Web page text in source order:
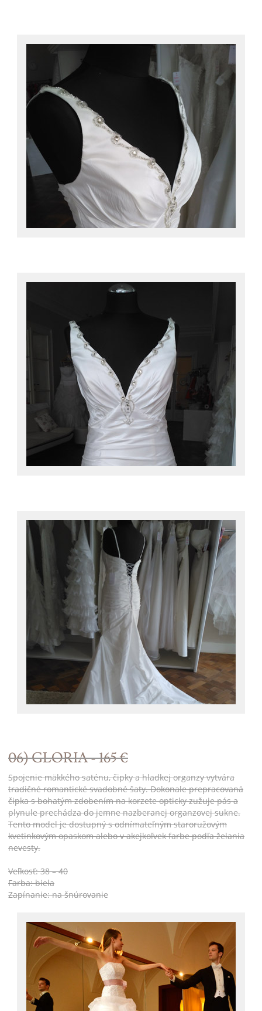
06) GLORIA - 165 €
Spojenie mäkkého saténu, čipky a hladkej organzy vytvára
tradičné romantické svadobné šaty. Dokonale prepracovaná
čipka s bohatým zdobením na korzete opticky zužuje pás a
plynule prechádza do jemne nazberanej organzovej sukne.
Tento model je dostupný s odnímateľným staroružovým
kvetinkovým opaskom alebo v akejkoľvek farbe podľa želania
nevesty.
Veľkosť: 38 – 40
Farba: biela
Zapínanie: na šnúrovanie